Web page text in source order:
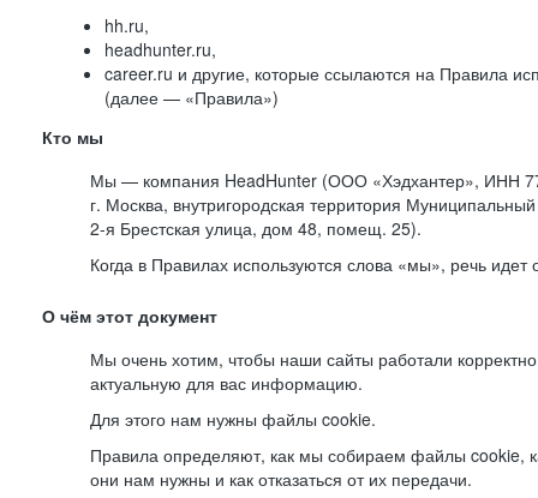
hh.ru,
headhunter.ru,
career.ru и другие, которые ссылаются на Правила
(далее — «Правила»)
Кто мы
Мы — компания HeadHunter (ООО «Хэдхантер», ИНН
г. Москва, внутригородская территория Муниципальный
2-я Брестская улица, дом 48, помещ. 25).
Когда в Правилах используются слова «мы», речь
О чём этот документ
Мы очень хотим, чтобы наши сайты работали
актуальную для вас информацию.
Для этого нам нужны файлы cookie.
Правила определяют, как мы собираем файлы cookie,
они нам нужны и как отказаться от их передачи.